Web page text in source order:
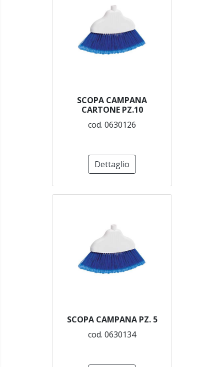
SCOPA CAMPANA
CARTONE PZ.10
cod. 0630126
Dettaglio
SCOPA CAMPANA PZ. 5
cod. 0630134